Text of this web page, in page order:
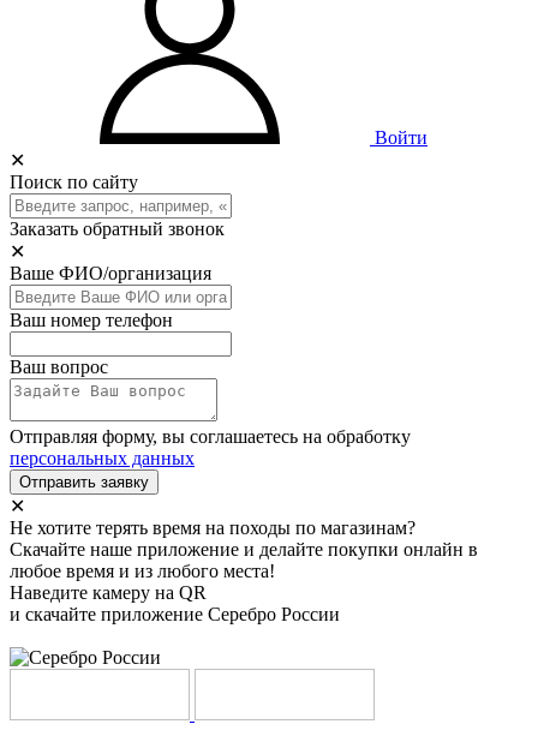
Войти
✕
Поиск по сайту
Заказать обратный звонок
✕
Ваше ФИО/организация
Ваш номер телефон
Ваш вопрос
Отправляя форму, вы соглашаетесь на обработку
персональных данных
Отправить заявку
✕
Не хотите терять время на походы по магазинам?
Скачайте наше приложение и делайте покупки онлайн в
любое время и из любого места!
Наведите камеру на QR
и скачайте приложение Серебро России